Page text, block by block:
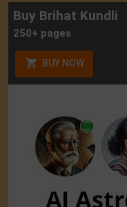
Buy Brihat Kundli
250+ pages
BUY NOW